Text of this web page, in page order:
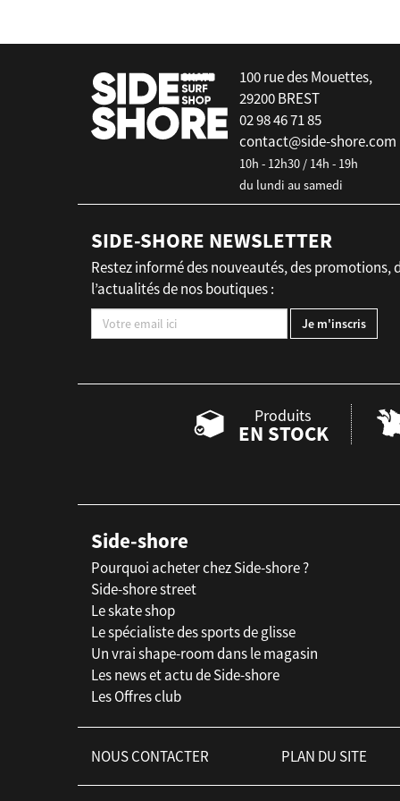
100 rue des Mouettes,
29200 BREST
02 98 46 71 85
contact@side-shore.com
10h - 12h30 / 14h - 19h
du lundi au samedi
SIDE-SHORE NEWSLETTER
Restez informé des nouveautés, des promotions,
l’actualités de nos boutiques :
Produits
EN STOCK
Side-shore
Pourquoi acheter chez Side-shore ?
Side-shore street
Le skate shop
Le spécialiste des sports de glisse
Un vrai shape-room dans le magasin
Les news et actu de Side-shore
Les Offres club
NOUS CONTACTER PLAN DU SITE